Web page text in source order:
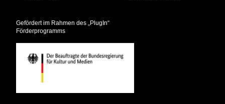
Gefördert im Rahmen des „PlugIn“
Förderprogramms